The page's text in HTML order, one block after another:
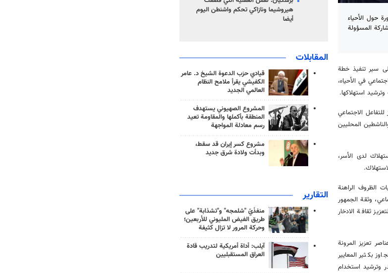
حول الأحياء
المسؤولة
سير تنفيذ خطة
في الأحياء،
وترشيد استهلاكها.
الاجتماعي
المحليين
لدى الأسر،
الظروف الراهنة
وثقة الجمهور
ثقافة الادخار
تعزيز المرونة
بكثير المعايير
وترشيد استخدام
هيروشيما ونازاكي تحكم واشنطن اليوم
أيضا
المقابلات
قيادي حزب الدعوة الشيخ د. عامر
الكفيشي يقرأ ملامح النظام
العالمي الجديد
المشروع الصهيوني يستهدف
المنطقة بأكملها والمقاومة تعيد
رسم معادلة المواجهة
مشروع كسر إيران قد سقط،
وبدأت ولادة شرق جديد
التقارير
منفذَيّ "شلمجه" و"تشذابة" على
طريق الفيض المليوني للأربعين؛
وحركة المرور لا تزال كثيفة
آيلب: أداة أمريكية لتدريب قادة
العراق المستقبليين